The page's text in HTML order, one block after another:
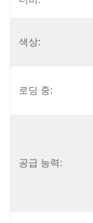
색상:
로딩 중:
공급 능력: